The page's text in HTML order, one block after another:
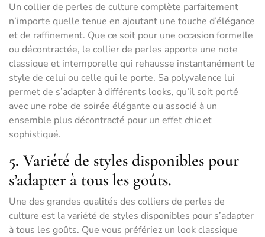
Un collier de perles de culture complète parfaitement
n’importe quelle tenue en ajoutant une touche d’élégance
et de raffinement. Que ce soit pour une occasion formelle
ou décontractée, le collier de perles apporte une note
classique et intemporelle qui rehausse instantanément le
style de celui ou celle qui le porte. Sa polyvalence lui
permet de s’adapter à différents looks, qu’il soit porté
avec une robe de soirée élégante ou associé à un
ensemble plus décontracté pour un effet chic et
sophistiqué.
5. Variété de styles disponibles pour
s’adapter à tous les goûts.
Une des grandes qualités des colliers de perles de
culture est la variété de styles disponibles pour s’adapter
à tous les goûts. Que vous préfériez un look classique